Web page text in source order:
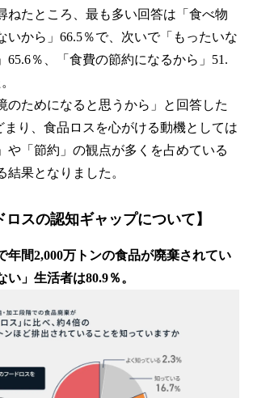
ねたところ、最も多い回答は「食べ物
いから」66.5％で、次いで「もったいな
65.6％、「食費の節約になるから」51.
ためになると思うから」と回答した
まり、食品ロスを心がける動機としては
や「節約」の観点が多くを占めている
結果となりました。
ロスの認知ギャップについて】
年間2,000万トンの食品が廃棄されてい
」生活者は80.9％。